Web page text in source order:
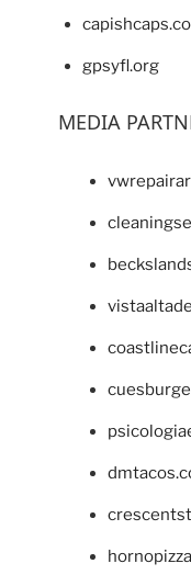
gpsyfl.org
MEDIA